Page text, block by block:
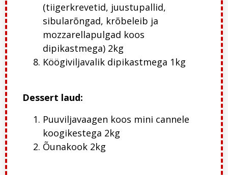
(tiigerkrevetid, juustupallid,
sibularõngad, krõbeleib ja
mozzarellapulgad koos
dipikastmega) 2kg
Köögiviljavalik dipikastmega 1kg
Dessert laud:
Puuviljavaagen koos mini cannele
koogikestega 2kg
Õunakook 2kg